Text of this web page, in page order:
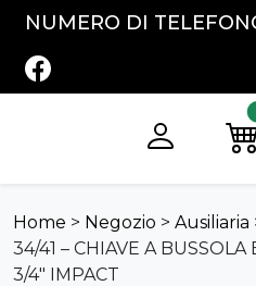
Vai al contenuto
NUMERO DI
FACEBOOK
Registrati
Home > Negozio > Ausiliaria
34/41 – CHIAVE A
3/4″ IMPACT